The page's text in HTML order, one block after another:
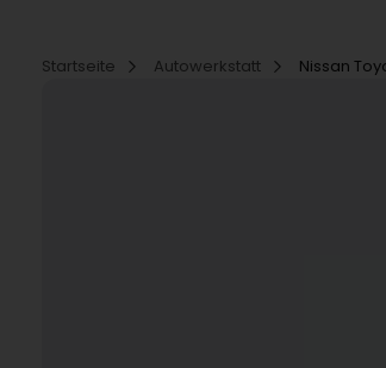
Startseite
Autowerkstatt Nissan